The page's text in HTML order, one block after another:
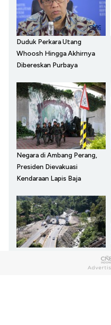
Duduk Perkara Utang
Whoosh Hingga Akhirnya
Dibereskan Purbaya
Negara di Ambang Perang,
Presiden Dievakuasi
Kendaraan Lapis Baja
Terbaru Lembah Anai Bak di